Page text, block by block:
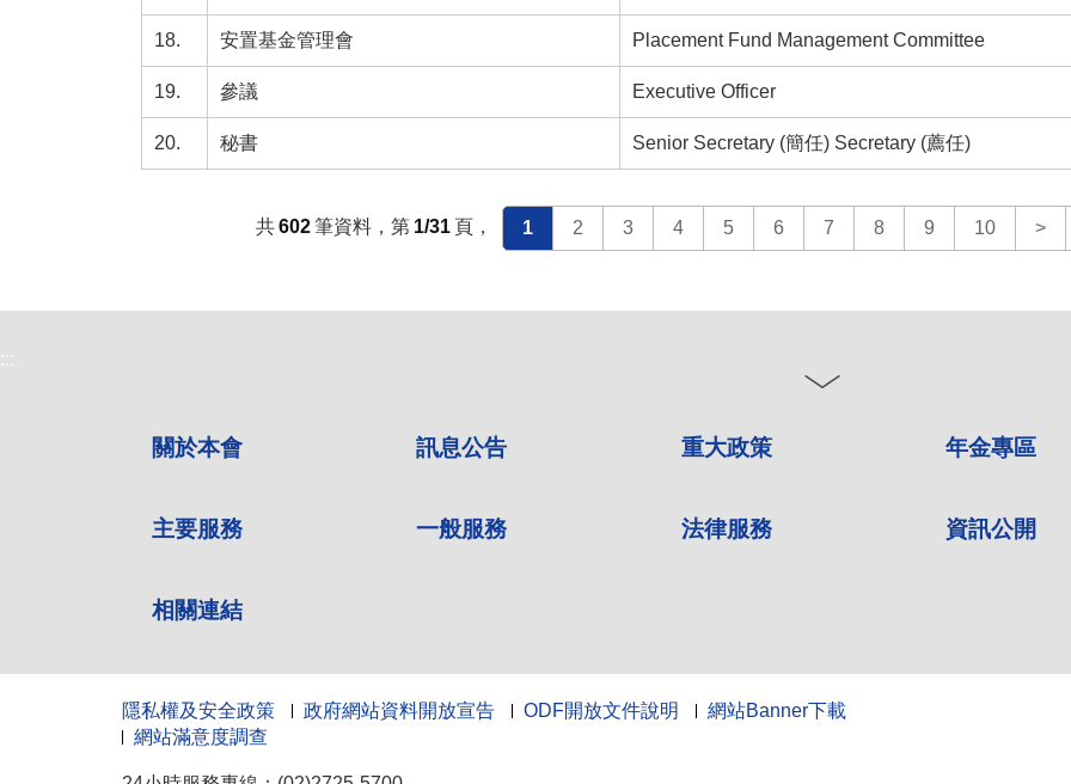
18. 安置基金管理會 Placement Fund Management Committee
19. 參議 Executive Officer
20. 秘書 Senior Secretary (簡任) Secretary (薦任)
共 602 筆資料，第 1/31 頁， 1 2 3 4 5 6 7 8 9 10 >
:::
關於本會 訊息公告 重大政策 年金專區
主要服務 一般服務 法律服務 資訊公開
相關連結
隱私權及安全政策 政府網站資料開放宣告 ODF開放文件說明
網站Banner下載
網站滿意度調查